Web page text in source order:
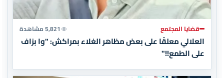
قضايا المجتمع 5,821 مشاهدة
العلالي معلقًا على بعض مظاهر الغلاء بمراكش: "وا بزاف
على الطمع!!"